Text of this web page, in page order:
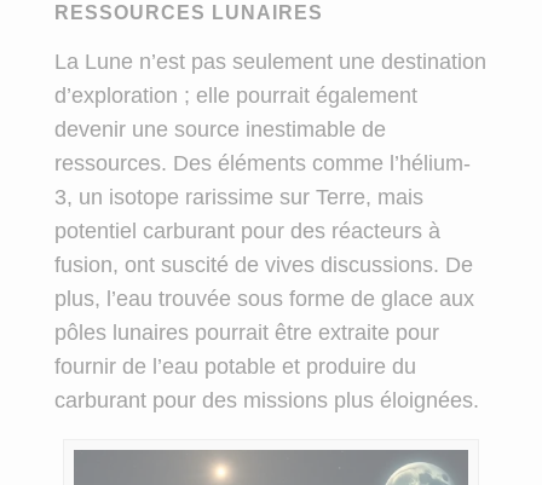
RESSOURCES LUNAIRES
La Lune n’est pas seulement une destination
d’exploration ; elle pourrait également
devenir une source inestimable de
ressources. Des éléments comme l’hélium-
3, un isotope rarissime sur Terre, mais
potentiel carburant pour des réacteurs à
fusion, ont suscité de vives discussions. De
plus, l’eau trouvée sous forme de glace aux
pôles lunaires pourrait être extraite pour
fournir de l’eau potable et produire du
carburant pour des missions plus éloignées.